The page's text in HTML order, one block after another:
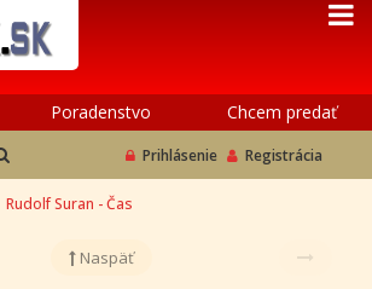
Poradenstvo Chcem predať
Prihlásenie Registrácia
Rudolf Suran - Čas
Naspäť